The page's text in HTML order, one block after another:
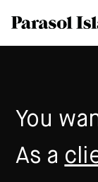
You
As a